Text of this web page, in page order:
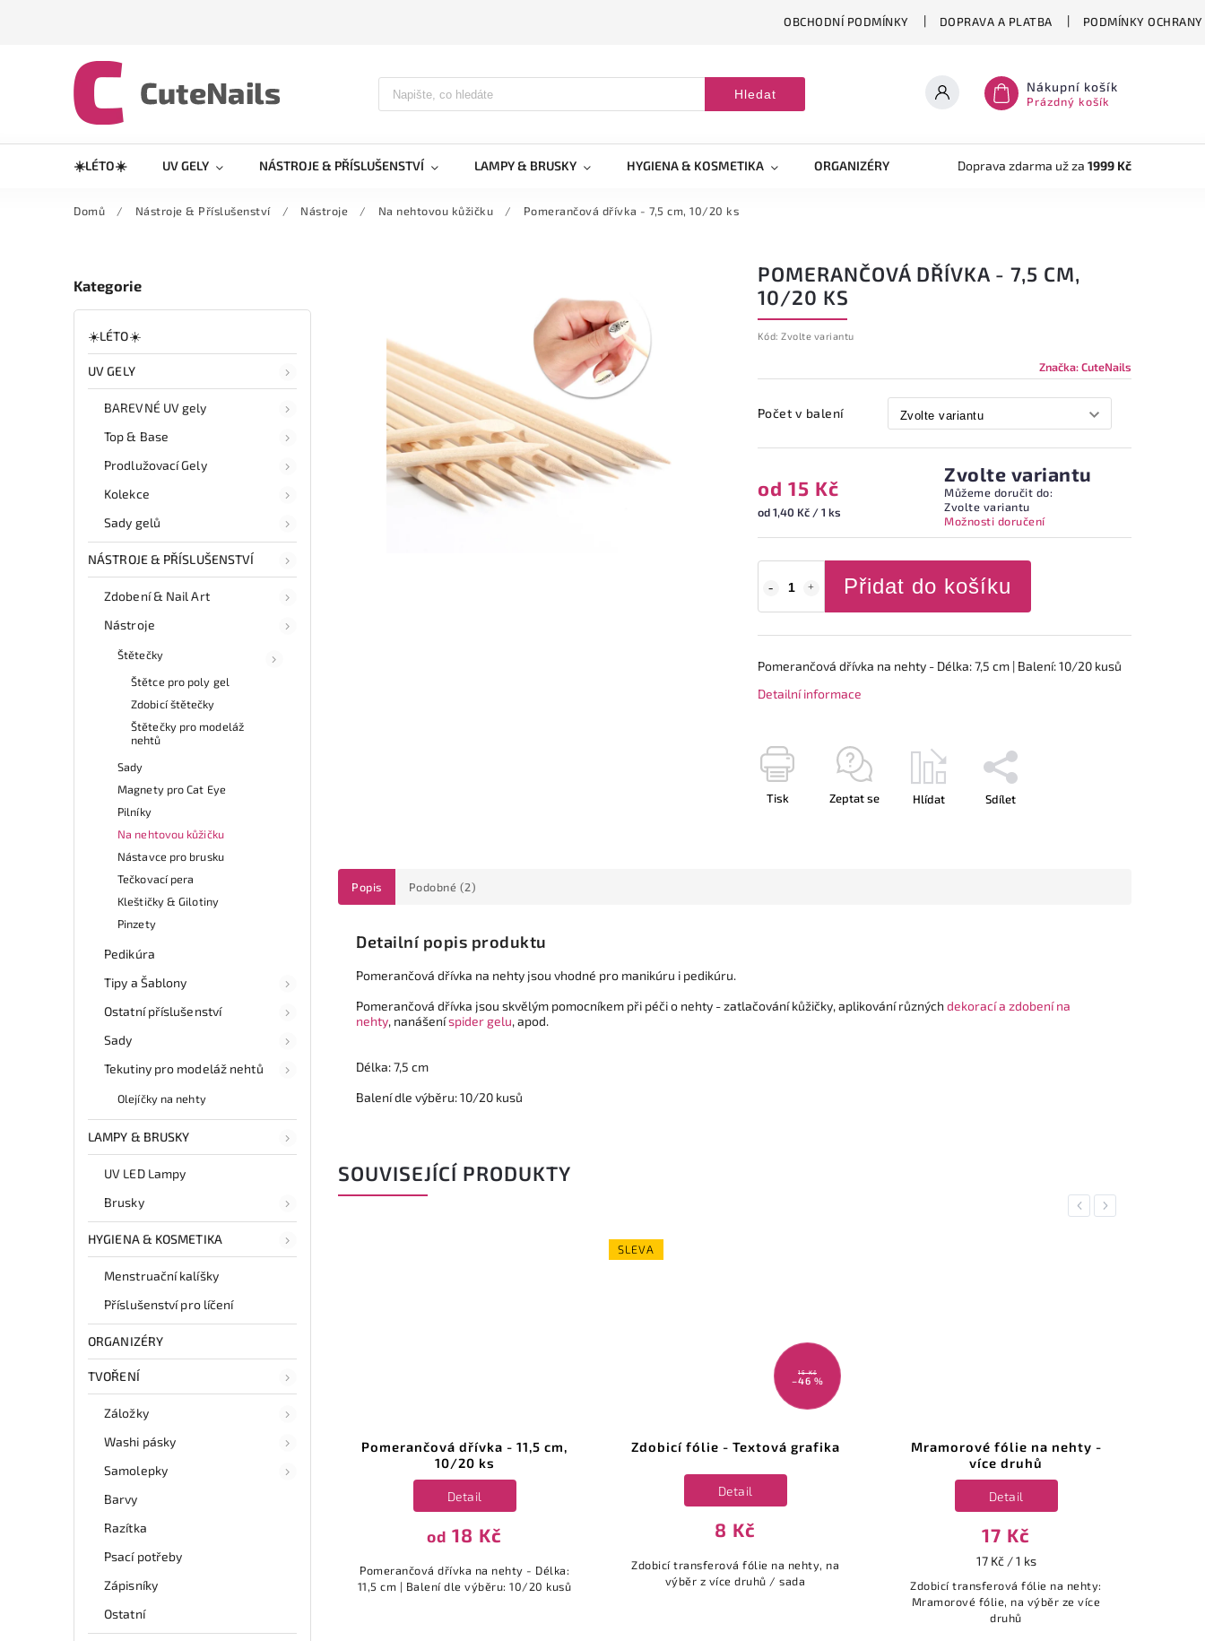
OBCHODNÍ PODMÍNKY DOPRAVA A PLATBA PODMÍNKY
Hledat Nákupní košík
Prázdný košík
☀️LÉTO☀️ UV GELY NÁSTROJE & PŘÍSLUŠENSTVÍ LAMPY & BRUSKY HYGIENA & KOSMETIKA ORGANIZÉRY TVOŘENÍ AKRYLOVÝ SYSTÉM
Doprava zdarma už za 1999 Kč
Domů / Nástroje & Příslušenství / Nástroje / Na nehtovou kůžičku / Pomerančová dřívka - 7,5 cm, 10/20 ks
Kategorie
☀️LÉTO☀️
UV GELY
BAREVNÉ UV gely
Top & Base
Prodlužovací Gely
Kolekce
Sady gelů
NÁSTROJE & PŘÍSLUŠENSTVÍ
Zdobení & Nail Art
Nástroje
Štětečky
Štětce pro poly gel
Zdobicí štětečky
Štětečky pro modeláž
nehtů
Sady
Magnety pro Cat Eye
Pilníky
Na nehtovou kůžičku
Nástavce pro brusku
Tečkovací pera
Kleštičky & Gilotiny
Pinzety
Pedikúra
Tipy a Šablony
Ostatní příslušenství
Sady
Tekutiny pro modeláž nehtů
Olejíčky na nehty
LAMPY & BRUSKY
UV LED Lampy
Brusky
HYGIENA & KOSMETIKA
Menstruační kalíšky
Příslušenství pro líčení
ORGANIZÉRY
TVOŘENÍ
Záložky
Washi pásky
Samolepky
Barvy
Razítka
Psací potřeby
Zápisníky
Ostatní
POMERANČOVÁ DŘÍVKA - 7,5 CM,
10/20 KS
Kód: Zvolte variantu
Značka:CuteNails
Počet v balení
od 15 Kč
od 1,40 Kč / 1 ks
Zvolte variantu
Můžeme doručit do:
Zvolte variantu
Možnosti doručení
Přidat do košíku
Pomerančová dřívka na nehty - Délka: 7,5 cm | Balení: 10/20 kusů
Detailní informace
Tisk Zeptat se Hlídat Sdílet
Popis Podobné (2)
Detailní popis produktu
Pomerančová dřívka na nehty jsou vhodné pro manikúru i pedikúru.
Pomerančová dřívka jsou skvělým pomocníkem při péči o nehty - zatlačování kůžičky, aplikování různých dekorací a zdobení na
nehty, nanášeníspider gelu, apod.
Délka: 7,5 cm
Balení dle výběru: 10/20 kusů
SOUVISEJÍCÍ PRODUKTY
Previous
SLEVA
Květinové fólie na nehty - více
3 Kč / 1 ks
Zdobicí transferová fólie na nehty, na
Pomerančová dřívka - 11,5 cm,
10/20 ks
od 18 Kč
Detail
Pomerančová dřívka na nehty - Délka:
11,5 cm | Balení dle výběru: 10/20 kusů
SLEVA
15 Kč
–46 %
Zdobicí fólie - Textová grafika
8 Kč
Detail
Zdobicí transferová fólie na nehty, na
výběr z více druhů / sada
Mramorové fólie na nehty -
více druhů
17 Kč
17 Kč / 1 ks
Detail
Zdobicí transferová fólie na nehty:
Mramorové fólie, na výběr ze více
druhů
Next